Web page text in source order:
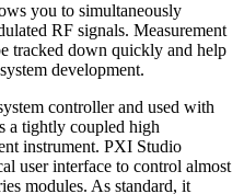
you to simultaneously
RF signals. Measurement
tracked down quickly and help
development.
controller and used with
a tightly coupled high
instrument. PXI Studio
user interface to control almost
modules. As standard, it